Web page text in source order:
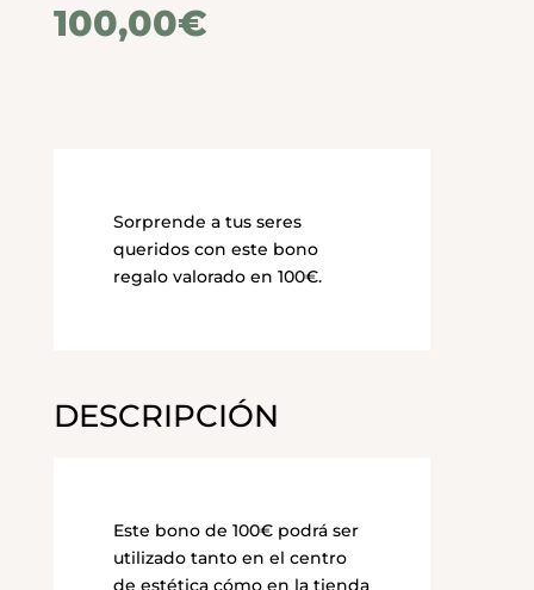
100,00€
Sorprende a tus seres
queridos con este bono
regalo valorado en 100€.
DESCRIPCIÓN
Este bono de 100€ podrá ser
utilizado tanto en el centro
de estética cómo en la tienda